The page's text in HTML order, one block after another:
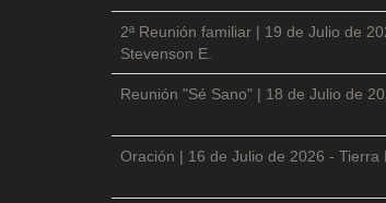
2ª Reunión familiar | 19 de Julio de
Stevenson E.
Reunión "Sé Sano" | 18 de Julio de
Oración | 16 de Julio de 2026 - Tierra